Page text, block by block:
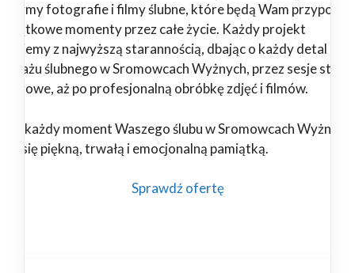
fotografie i filmy ślubne, które będą Wam
momenty przez całe życie. Każdy projekt
z najwyższą starannością, dbając o każdy detal – od
ślubnego w Sromowcach Wyżnych, przez sesje
aż po profesjonalną obróbkę zdjęć i filmów.
każdy moment Waszego ślubu w Sromowcach Wyżnych
się piękną, trwałą i emocjonalną pamiątką.
Sprawdź ofertę